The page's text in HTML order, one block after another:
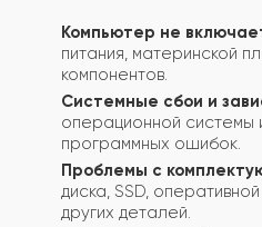
Компьютер не
питания, материнской
компонентов.
Системные сбои и
операционной системы
программных ошибок.
Проблемы с
диска, SSD,
других деталей.